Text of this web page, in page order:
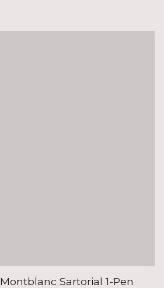
Montblanc Sartorial 1-Pen